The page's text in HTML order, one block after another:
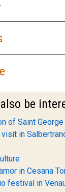
be
of Saint
in
in Cesana
festival in